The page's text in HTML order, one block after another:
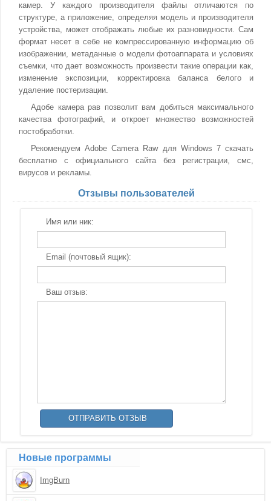
камер. У каждого производителя файлы отличаются по
структуре, а приложение, определяя модель и производителя
устройства, может отображать любые их разновидности. Сам
формат несет в себе не компрессированную информацию об
изображении, метаданные о модели фотоаппарата и условиях
съемки, что дает возможность произвести такие операции как,
изменение экспозиции, корректировка баланса белого и
удаление постеризации.
Адобе камера рав позволит вам добиться максимального
качества фотографий, и откроет множество возможностей
постобработки.
Рекомендуем Adobe Camera Raw для Windows 7 скачать
бесплатно с официального сайта без регистрации, смс,
вирусов и рекламы.
Отзывы пользователей
Имя или ник:
Email (почтовый ящик):
Ваш отзыв:
Новые программы
ImgBurn